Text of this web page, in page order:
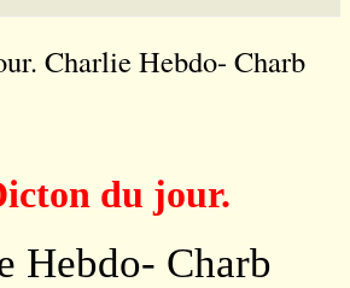
Charlie Hebdo- Charb
du jour.
Hebdo- Charb